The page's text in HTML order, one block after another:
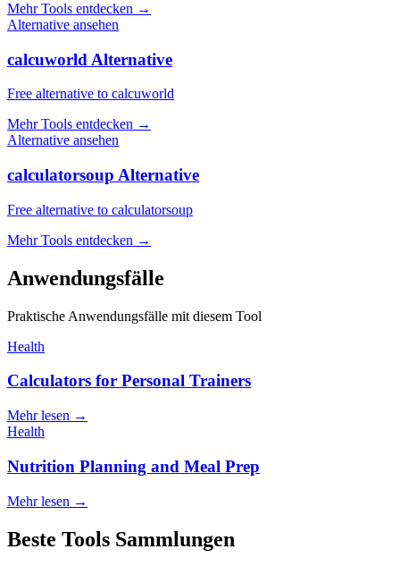
Mehr Tools entdecken →
Alternative ansehen
calcuworld Alternative
Free alternative to calcuworld
Mehr Tools entdecken →
Alternative ansehen
calculatorsoup Alternative
Free alternative to calculatorsoup
Mehr Tools entdecken →
Anwendungsfälle
Praktische Anwendungsfälle mit diesem Tool
Health
Calculators for Personal Trainers
Mehr lesen →
Health
Nutrition Planning and Meal Prep
Mehr lesen →
Beste Tools Sammlungen